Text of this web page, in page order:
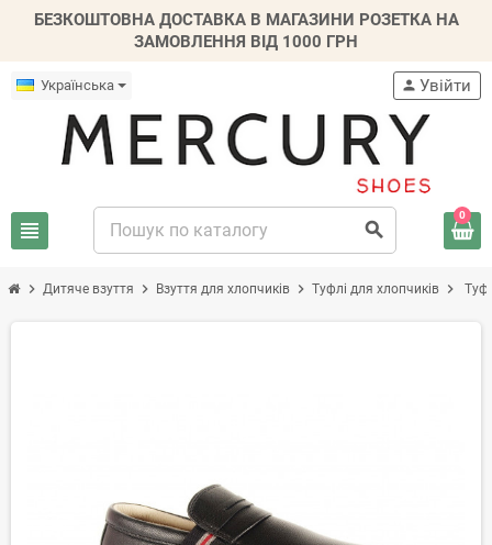
БЕЗКОШТОВНА ДОСТАВКА В МАГАЗИНИ РОЗЕТКА НА
ЗАМОВЛЕННЯ ВІД 1000 ГРН
Українська
view_headline search
person Увійти
0
chevron_right Дитяче взуття chevron_right Взуття для хлопчиків chevron_right Туфлі для хлопчиків chevron_right